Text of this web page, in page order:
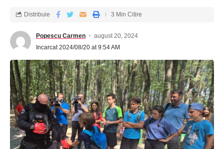
Popescu Carmen
august 20, 2024
Incarcat 2024/08/20 at 9:54 AM
Distribuie 3 Min Citire